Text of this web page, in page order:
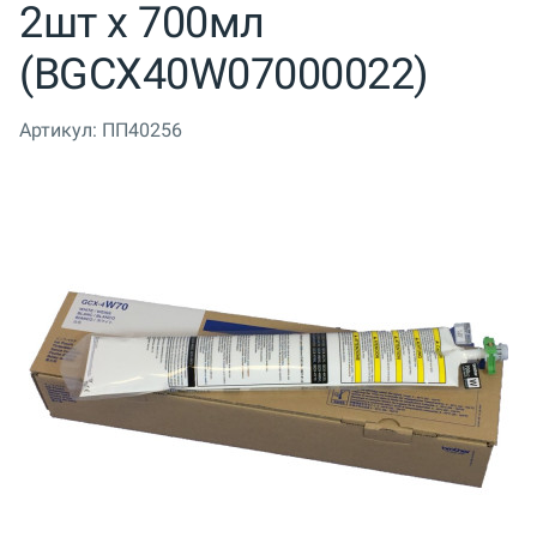
2шт x 700мл
(BGCX40W07000022)
Артикул: ПП40256